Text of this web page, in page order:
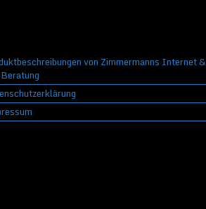
von Zimmermanns Internet &